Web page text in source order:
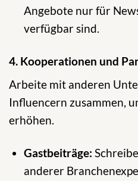
Angebote nur für
verfügbar sind.
4. Kooperationen und
Arbeite mit anderen
Influencern zusammen,
erhöhen.
Gastbeiträge:
anderer